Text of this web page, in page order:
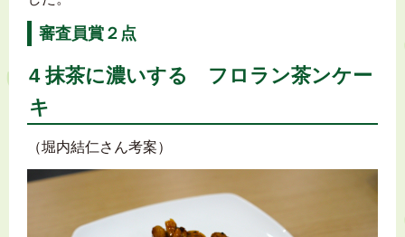
審査員賞２点
4 抹茶に濃いする フロラン茶ンケー
キ
（堀内結仁さん考案）